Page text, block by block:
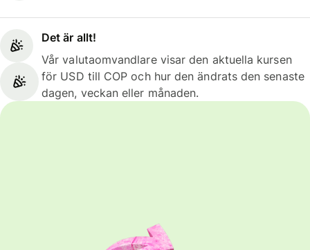
Det är allt!
Vår valutaomvandlare visar den aktuella kursen
för USD till COP och hur den ändrats den senaste
dagen, veckan eller månaden.